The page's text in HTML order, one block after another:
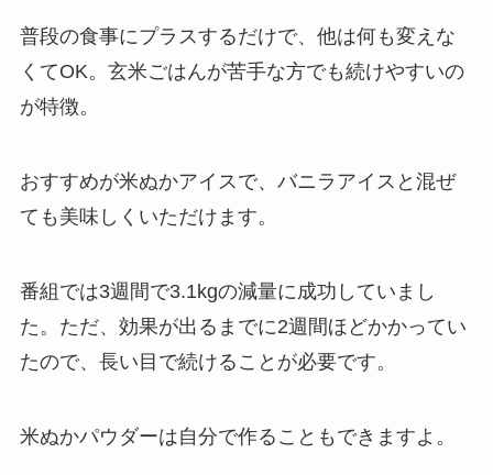
普段の食事にプラスするだけで、他は何も変えな
くてOK。玄米ごはんが苦手な方でも続けやすいの
が特徴。
おすすめが米ぬかアイスで、バニラアイスと混ぜ
ても美味しくいただけます。
番組では3週間で3.1kgの減量に成功していまし
た。ただ、効果が出るまでに2週間ほどかかってい
たので、長い目で続けることが必要です。
米ぬかパウダーは自分で作ることもできますよ。